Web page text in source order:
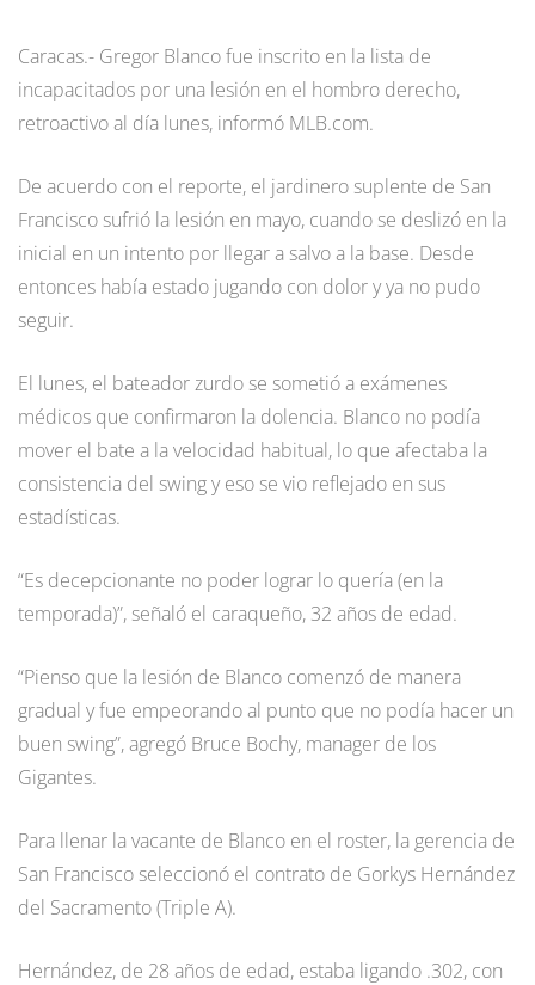
Caracas.- Gregor Blanco fue inscrito en la lista de
incapacitados por una lesión en el hombro derecho,
retroactivo al día lunes, informó MLB.com.
De acuerdo con el reporte, el jardinero suplente de San
Francisco sufrió la lesión en mayo, cuando se deslizó en la
inicial en un intento por llegar a salvo a la base. Desde
entonces había estado jugando con dolor y ya no pudo
seguir.
El lunes, el bateador zurdo se sometió a exámenes
médicos que confirmaron la dolencia. Blanco no podía
mover el bate a la velocidad habitual, lo que afectaba la
consistencia del swing y eso se vio reflejado en sus
estadísticas.
“Es decepcionante no poder lograr lo quería (en la
temporada)”, señaló el caraqueño, 32 años de edad.
“Pienso que la lesión de Blanco comenzó de manera
gradual y fue empeorando al punto que no podía hacer un
buen swing”, agregó Bruce Bochy, manager de los
Gigantes.
Para llenar la vacante de Blanco en el roster, la gerencia de
San Francisco seleccionó el contrato de Gorkys Hernández
del Sacramento (Triple A).
Hernández, de 28 años de edad, estaba ligando .302, con